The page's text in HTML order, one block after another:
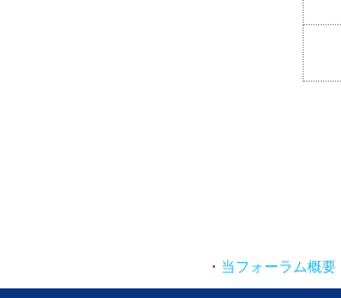
・ 当フォーラム概要